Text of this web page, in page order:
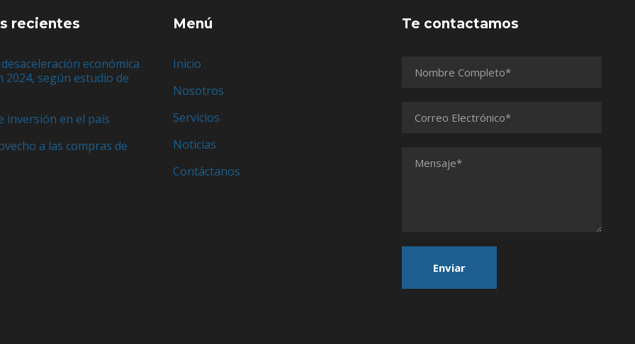
recientes
económica
2024, según estudio de
inversión en el país
a las compras de
Menú
Inicio
Nosotros
Servicios
Noticias
Contáctanos
Te contactamos